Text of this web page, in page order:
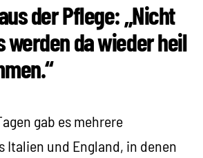
der Pflege: „Nicht
werden da wieder heil
gab es mehrere
Italien und England, in denen